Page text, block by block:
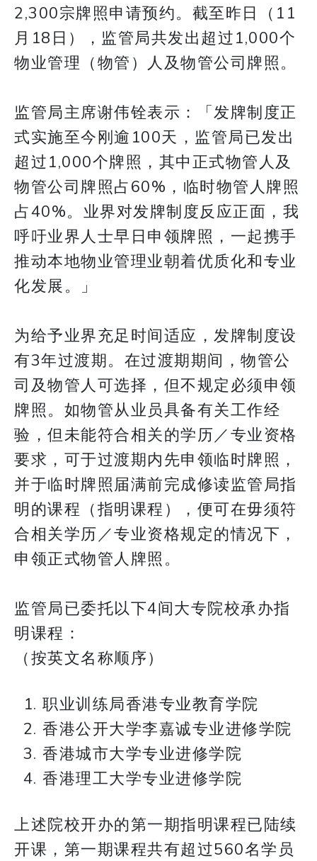
2,300宗牌照申请预约。截至昨日（11
月18日），监管局共发出超过1,000个
物业管理（物管）人及物管公司牌照。
监管局主席谢伟铨表示：「发牌制度正
式实施至今刚逾100天，监管局已发出
超过1,000个牌照，其中正式物管人及
物管公司牌照占60%，临时物管人牌照
占40%。业界对发牌制度反应正面，我
呼吁业界人士早日申领牌照，一起携手
推动本地物业管理业朝着优质化和专业
化发展。」
为给予业界充足时间适应，发牌制度设
有3年过渡期。在过渡期期间，物管公
司及物管人可选择，但不规定必须申领
牌照。如物管从业员具备有关工作经
验，但未能符合相关的学历／专业资格
要求，可于过渡期内先申领临时牌照，
并于临时牌照届满前完成修读监管局指
明的课程（指明课程），便可在毋须符
合相关学历／专业资格规定的情况下，
申领正式物管人牌照。
监管局已委托以下4间大专院校承办指
明课程：
（按英文名称顺序）
职业训练局香港专业教育学院
香港公开大学李嘉诚专业进修学院
香港城市大学专业进修学院
香港理工大学专业进修学院
上述院校开办的第一期指明课程已陆续
开课，第一期课程共有超过560名学员